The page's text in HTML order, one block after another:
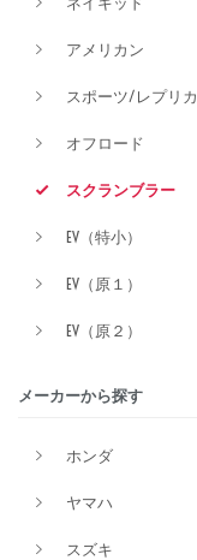
アメリカン
スポーツ/レプリカ
オフロード
スクランブラー
EV（特小）
EV（原１）
EV（原２）
メーカーから探す
ホンダ
ヤマハ
スズキ